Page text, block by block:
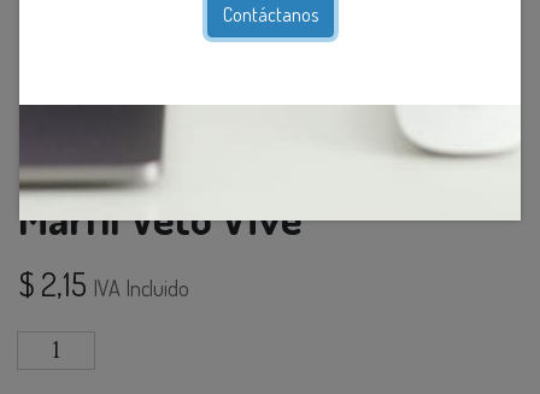
Contáctanos
Interrup. Simple C/Luz
Marfil Veto Vive
$ 2,15 IVA Incluido